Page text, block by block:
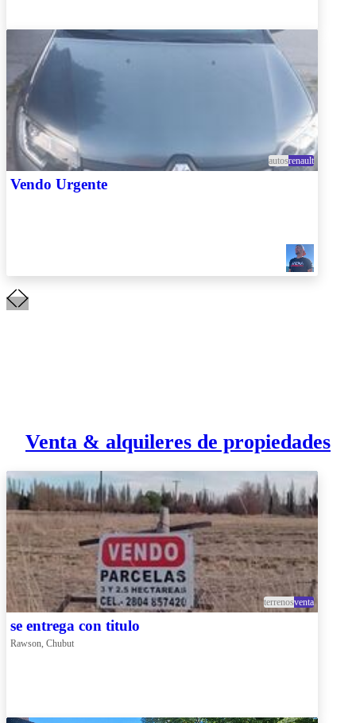
autosrenault
Vendo Urgente
Venta & alquileres de propiedades
terrenosventa
se entrega con titulo
Rawson, Chubut